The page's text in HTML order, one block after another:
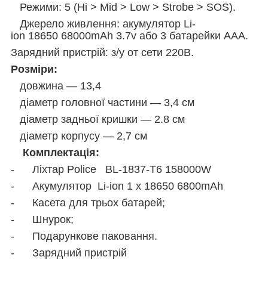
Режими: 5 (Hi > Mid > Low > Strobe > SOS).
Джерело живлення: акумулятор Li-
ion 18650 68000mAh 3.7v або 3 батарейки ААА.
Зарядний пристрій: з/у от сети 220В.
Розміри:
довжина — 13,4
діаметр головної частини — 3,4 см
діаметр задньої кришки — 2.8 см
діаметр корпусу — 2,7 см
Комплектація:
- Ліхтар Police BL-1837-T6 158000W
- Акумулятор Li-ion 1 х 18650 6800mAh
- Касета для трьох батарей;
- Шнурок;
- Подарункове паковання.
- Зарядний пристрій